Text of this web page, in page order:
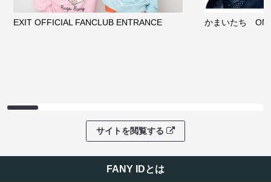
EXIT OFFICIAL FANCLUB ENTRANCE かまいたち
サイトを閲覧する
FANY IDとは